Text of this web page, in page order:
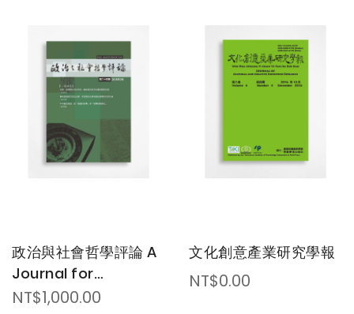
政治與社會哲學評論 A
Journal for
Philosophical Study
NT$1,000.00
文化創意產業研究學報
NT$0.00